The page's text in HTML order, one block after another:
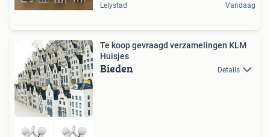
Lelystad Vandaag
Te koop gevraagd verzamelingen KLM
Huisjes
Bieden Details